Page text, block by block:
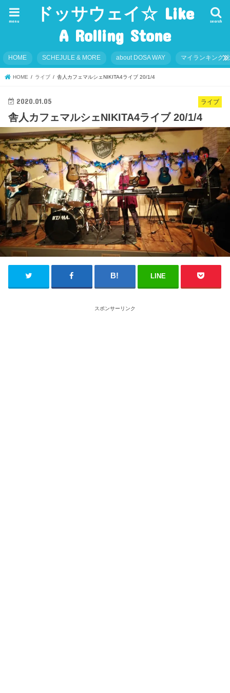
ドッサウェイ☆ Like
A Rolling Stone
search
menu
HOME SCHEJULE & MORE about DOSA WAY マイランキング
HOME ライブ 舎人カフェマルシェNIKITA4ライブ 20/1/4
ライブ
2020.01.05
舎人カフェマルシェNIKITA4ライブ 20/1/4
LINE
スポンサーリンク